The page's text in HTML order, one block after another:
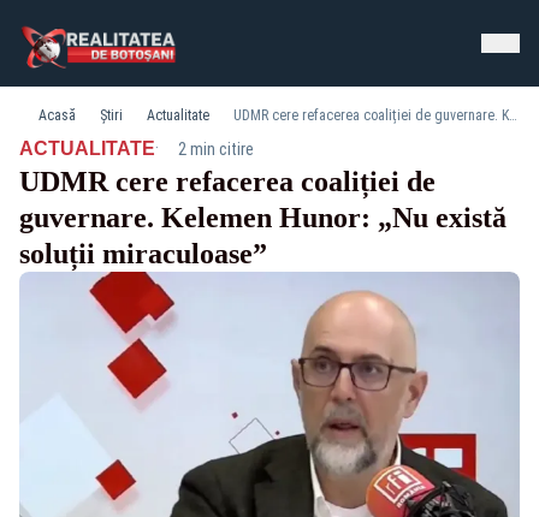
Acasă Știri Actualitate UDMR cere refacerea coaliției de guvernare. Kelemen Hunor: „Nu există soluții miraculoase”
ACTUALITATE· 2 min citire
UDMR cere refacerea coaliției de
guvernare. Kelemen Hunor: „Nu există
soluții miraculoase”